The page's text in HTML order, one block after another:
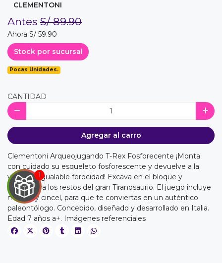
CLEMENTONI
Antes S/ 89.90
Ahora S/ 59.90
Stock por sucursal
Pocas Unidades.
CANTIDAD
Agregar al carro
Clementoni Arqueojugando T-Rex Fosforecente ¡Monta
con cuidado su esqueleto fosforescente y devuelve a la
vida su inigualable ferocidad! Excava en el bloque y
desentierra los restos del gran Tiranosaurio. El juego incluye
martillo y cincel, para que te conviertas en un auténtico
paleontólogo. Concebido, diseñado y desarrollado en Italia.
Edad 7 años a+. Imágenes referenciales